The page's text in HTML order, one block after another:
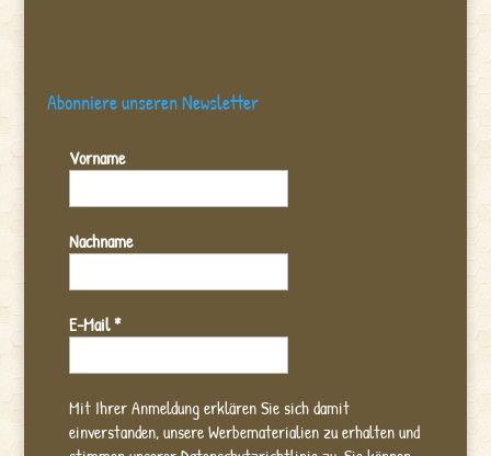
Abonniere unseren Newsletter
Vorname
Nachname
E-Mail*
Mit Ihrer Anmeldung erklären Sie sich damit
einverstanden, unsere Werbematerialien zu erhalten und